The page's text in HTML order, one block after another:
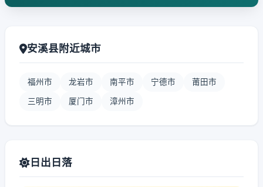
安溪县附近城市
福州市 龙岩市 南平市 宁德市 莆田市
三明市 厦门市 漳州市
日出日落